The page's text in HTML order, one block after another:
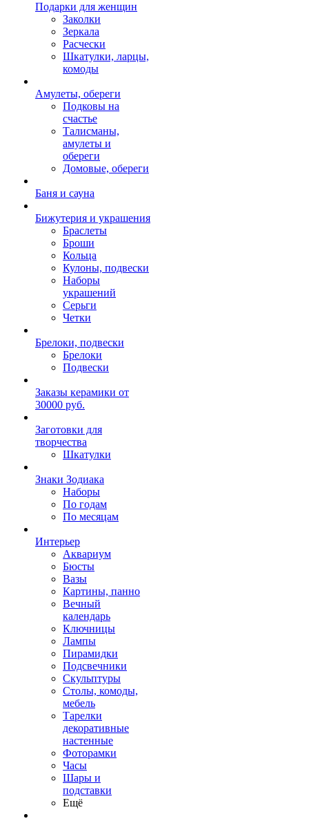
Подарки для женщин
Заколки
Зеркала
Расчески
Шкатулки, ларцы,
комоды
Амулеты, обереги
Подковы на
счастье
Талисманы,
амулеты и
обереги
Домовые, обереги
Баня и сауна
Бижутерия и украшения
Браслеты
Броши
Кольца
Кулоны, подвески
Наборы
украшений
Серьги
Четки
Брелоки, подвески
Брелоки
Подвески
Заказы керамики от
30000 руб.
Заготовки для
творчества
Шкатулки
Знаки Зодиака
Наборы
По годам
По месяцам
Интерьер
Аквариум
Бюсты
Вазы
Картины, панно
Вечный
календарь
Ключницы
Лампы
Пирамидки
Подсвечники
Скульптуры
Столы, комоды,
мебель
Тарелки
декоративные
настенные
Фоторамки
Часы
Шары и
подставки
Ещё